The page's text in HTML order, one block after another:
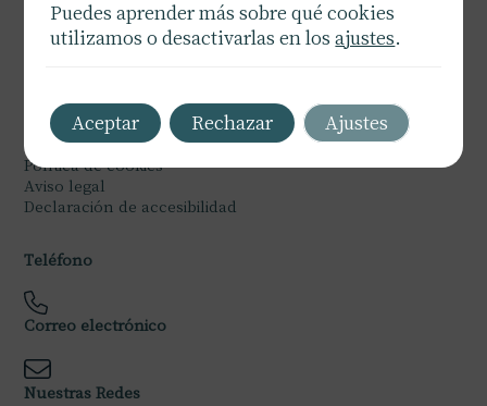
Legal
Política de privacidad
Política de cookies
Aviso legal
Declaración de accesibilidad
Teléfono
Correo electrónico
Nuestras Redes
Puedes aprender más sobre qué cookies
utilizamos o desactivarlas en losajustes.
Aceptar Rechazar Ajustes